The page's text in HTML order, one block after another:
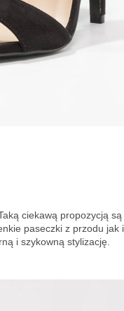
ciekawą propozycją są
paseczki z przodu jak i
i szykowną stylizację.